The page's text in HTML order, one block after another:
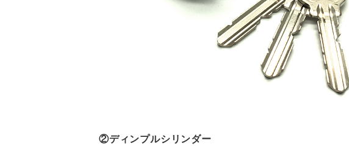
②ディンプルシリンダー